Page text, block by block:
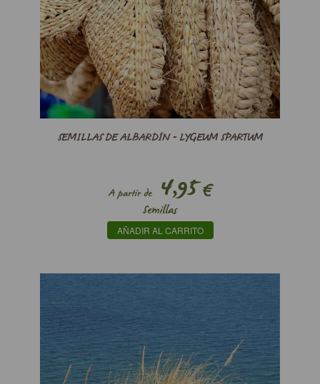
SEMILLAS DE ALBARDÍN - LYGEUM SPARTUM
A partir de4,95€
Semillas
AÑADIR AL CARRITO